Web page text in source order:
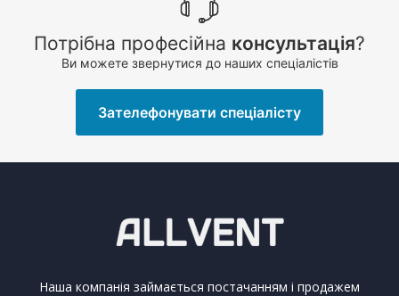
Потрібна професійна консультація?
Ви можете звернутися до наших спеціалістів
Зателефонувати спеціалісту
Наша компанія займається постачанням і продажем